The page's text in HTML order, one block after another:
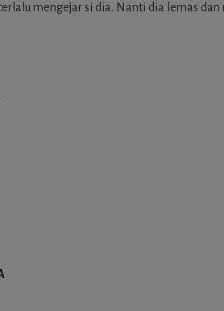
mengejar si dia. Nanti dia lemas dan